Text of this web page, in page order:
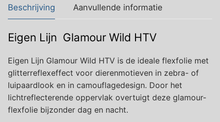
Beschrijving Aanvullende informatie
Eigen Lijn Glamour Wild HTV
Eigen Lijn Glamour Wild HTV is de ideale flexfolie met
glitterreflexeffect voor dierenmotieven in zebra- of
luipaardlook en in camouflagedesign. Door het
lichtreflecterende oppervlak overtuigt deze glamour-
flexfolie bijzonder dag en nacht.